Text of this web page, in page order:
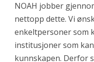
NOAH jobber
nettopp dette. Vi
enkeltpersoner som
institusjoner som
kunnskapen. Derfor